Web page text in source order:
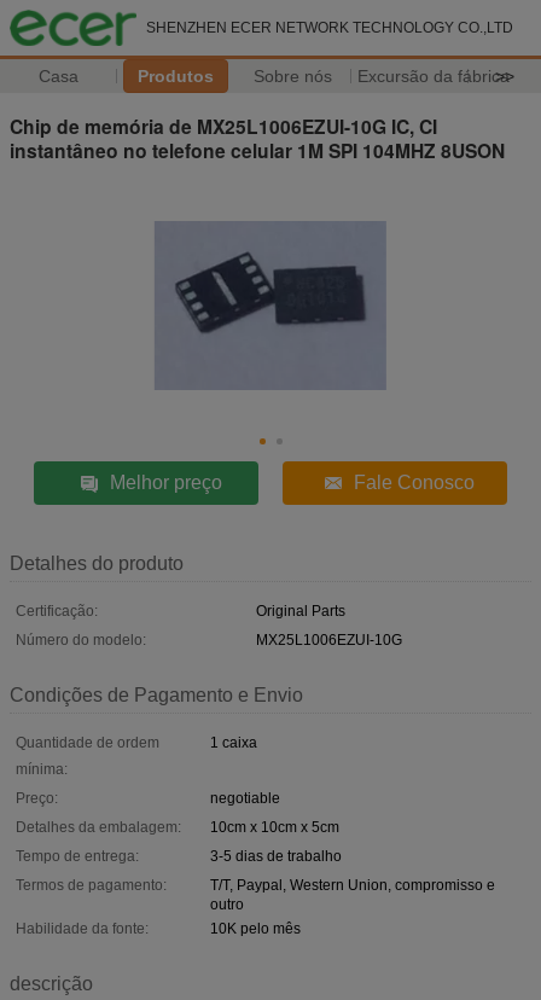
SHENZHEN ECER NETWORK TECHNOLOGY CO.,LTD
Casa Produtos Sobre nós Excursão da fábrica
>>
Chip de memória de MX25L1006EZUI-10G IC, CI
instantâneo no telefone celular 1M SPI 104MHZ 8USON
Melhor preço Fale Conosco
Detalhes do produto
Certificação:
Original Parts
Número do modelo:
MX25L1006EZUI-10G
Condições de Pagamento e Envio
Quantidade de ordem
mínima:
1 caixa
Preço:
negotiable
Detalhes da embalagem:
10cm x 10cm x 5cm
Tempo de entrega:
3-5 dias de trabalho
Termos de pagamento:
T/T, Paypal, Western Union, compromisso e
outro
Habilidade da fonte:
10K pelo mês
descrição